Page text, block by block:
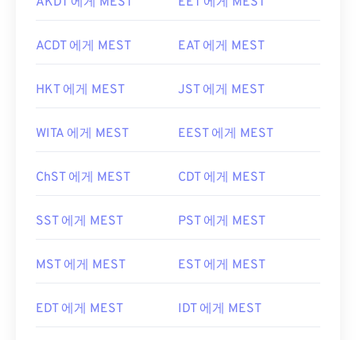
ACDT 에게 MEST EAT 에게 MEST
HKT 에게 MEST JST 에게 MEST
WITA 에게 MEST EEST 에게 MEST
ChST 에게 MEST CDT 에게 MEST
SST 에게 MEST PST 에게 MEST
MST 에게 MEST EST 에게 MEST
EDT 에게 MEST IDT 에게 MEST